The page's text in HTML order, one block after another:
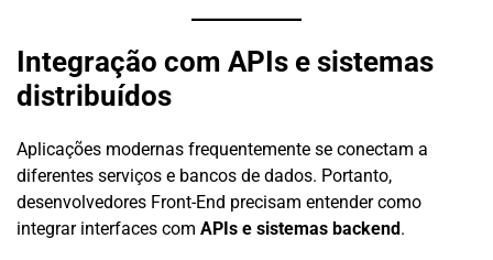
Integração com APIs e sistemas
distribuídos
Aplicações modernas frequentemente se conectam a
diferentes serviços e bancos de dados. Portanto,
desenvolvedores Front-End precisam entender como
integrar interfaces com APIs e sistemas backend .